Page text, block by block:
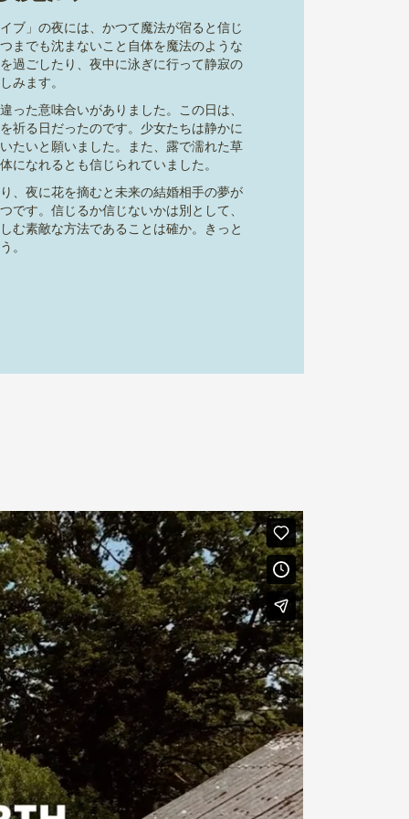
ブ」の夜には、かつて魔法が宿ると信じ
までも沈まないこと自体を魔法のような
過ごしたり、夜中に泳ぎに行って静寂の
みます。
った意味合いがありました。この日は、
祈る日だったのです。少女たちは静かに
たいと願いました。また、露で濡れた草
になれるとも信じられていました。
、夜に花を摘むと未来の結婚相手の夢が
です。信じるか信じないかは別として、
む素敵な方法であることは確か。きっと
。